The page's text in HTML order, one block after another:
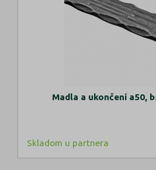
Madla a ukončení a50,
Skladom u partnera